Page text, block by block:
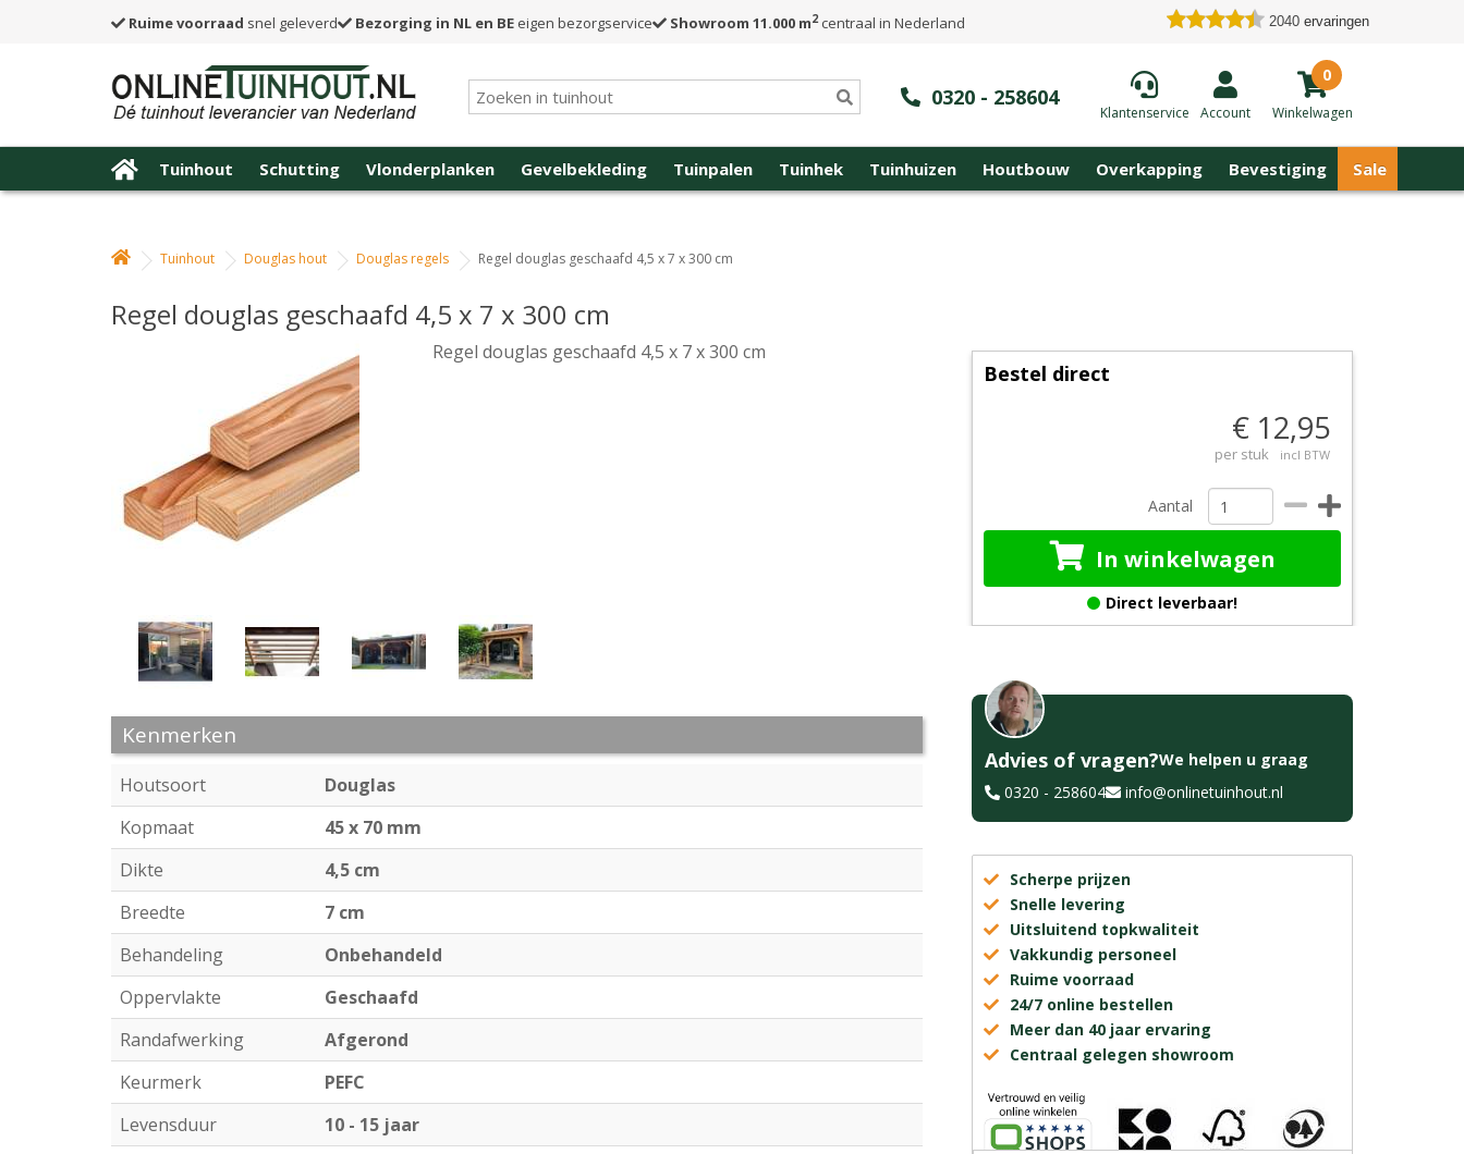
Ruime voorraad snel geleverd Bezorging in NL en BE eigen bezorgservice Showroom 11.000 m2centraal in Nederland 2040 ervaringen
0320 - 258604
Klantenservice Account
0
Winkelwagen
Tuinhout Schutting Vlonderplanken Gevelbekleding Tuinpalen Tuinhek Tuinhuizen Houtbouw Overkapping Bevestiging Sale
Tuinhout Douglas hout Douglas regels Regel douglas geschaafd 4,5 x 7 x 300 cm
Regel douglas geschaafd 4,5 x 7 x 300 cm
Regel douglas geschaafd 4,5 x 7 x 300 cm
Kenmerken
Houtsoort
Douglas
Kopmaat
45 x 70 mm
Dikte
4,5 cm
Breedte
7 cm
Behandeling
Onbehandeld
Oppervlakte
Geschaafd
Randafwerking
Afgerond
Keurmerk
PEFC
Levensduur
10 - 15 jaar
Bestel direct
€ 12,95
per stuk incl BTW
Aantal
In winkelwagen
Direct leverbaar!
Advies of vragen?We helpen u graag
0320 - 258604
info@onlinetuinhout.nl
Scherpe prijzen
Snelle levering
Uitsluitend topkwaliteit
Vakkundig personeel
Ruime voorraad
24/7 online bestellen
Meer dan 40 jaar ervaring
Centraal gelegen showroom